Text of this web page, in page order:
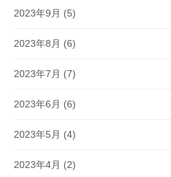
2023年9月 (5)
2023年8月 (6)
2023年7月 (7)
2023年6月 (6)
2023年5月 (4)
2023年4月 (2)